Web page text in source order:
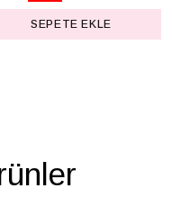
SEPETE EKLE